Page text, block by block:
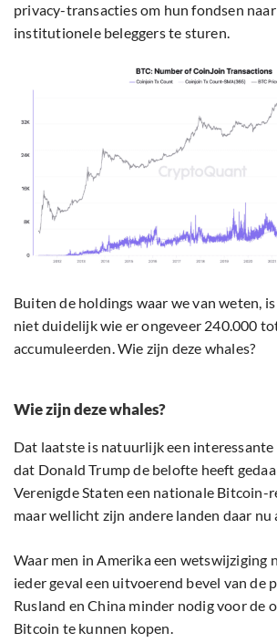
privacy-transacties om hun fondsen
institutionele beleggers te sturen.
Buiten de holdings waar we van weten,
niet duidelijk wie er ongeveer 240.000
accumuleerden. Wie zijn deze whales?
Wie zijn deze whales?
Dat laatste is natuurlijk een interessante
dat Donald Trump de belofte heeft
Verenigde Staten een nationale Bitcoin-
maar wellicht zijn andere landen daar nu
Waar men in Amerika een wetswijziging
ieder geval een uitvoerend bevel van de
Rusland en China minder nodig voor de
Bitcoin te kunnen kopen.